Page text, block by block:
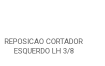
REPOSICAO CORTADOR
ESQUERDO LH 3/8